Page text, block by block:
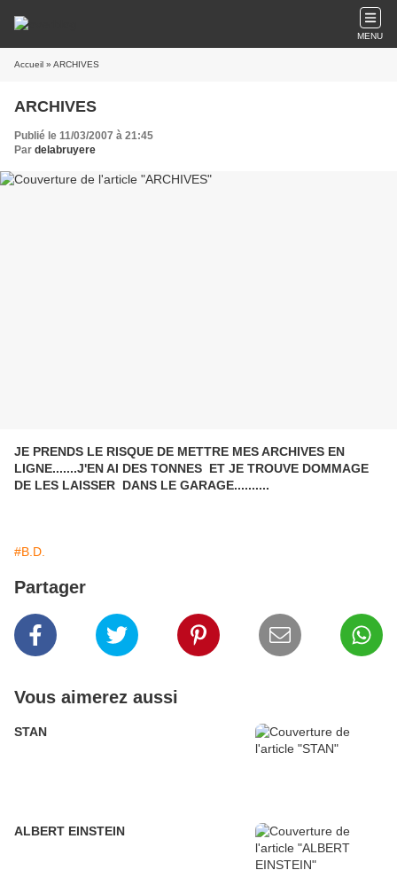
MENU
Accueil » ARCHIVES
ARCHIVES
Publié le 11/03/2007 à 21:45
Par delabruyere
JE PRENDS LE RISQUE DE METTRE MES ARCHIVES EN
LIGNE.......J'EN AI DES TONNES ET JE TROUVE DOMMAGE
DE LES LAISSER DANS LE GARAGE..........
#B.D.
Partager
Vous aimerez aussi
STAN
ALBERT EINSTEIN